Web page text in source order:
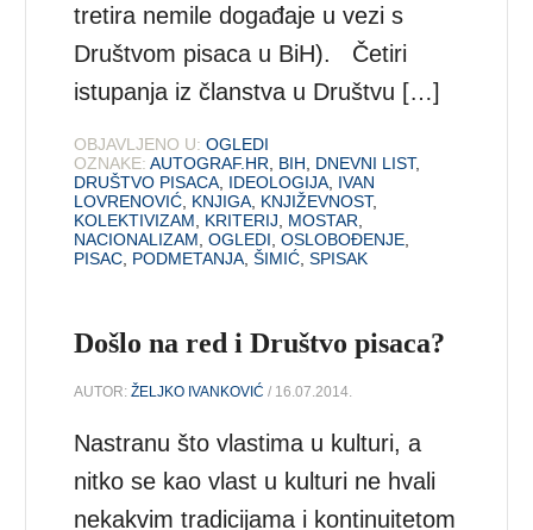
tretira nemile događaje u vezi s
Društvom pisaca u BiH). Četiri
istupanja iz članstva u Društvu […]
OBJAVLJENO U: OGLEDI
OZNAKE: AUTOGRAF.HR BIH DNEVNI LIST,
DRUŠTVO PISACA IDEOLOGIJA IVAN
LOVRENOVIĆ KNJIGA KNJIŽEVNOST,
KOLEKTIVIZAM
KRITERIJ MOSTAR
NACIONALIZAM ,OGLEDI ,OSLOBOĐENJE
PISAC PODMETANJA ,ŠIMIĆ ,SPISAK
Došlo na red i Društvo pisaca?
AUTOR:ŽELJKO IVANKOVIĆ / 16.07.2014.
Nastranu što vlastima u kulturi, a
nitko se kao vlast u kulturi ne hvali
nekakvim tradicijama i kontinuitetom